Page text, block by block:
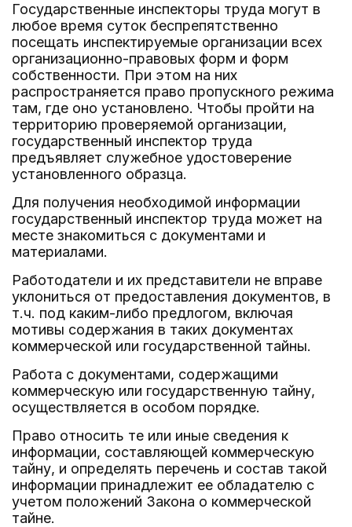
Государственные инспекторы труда могут в
любое время суток беспрепятственно
посещать инспектируемые организации всех
организационно-правовых форм и форм
собственности. При этом на них
распространяется право пропускного режима
там, где оно установлено. Чтобы пройти на
территорию проверяемой организации,
государственный инспектор труда
предъявляет служебное удостоверение
установленного образца.
Для получения необходимой информации
государственный инспектор труда может на
месте знакомиться с документами и
материалами.
Работодатели и их представители не вправе
уклониться от предоставления документов, в
т.ч. под каким-либо предлогом, включая
мотивы содержания в таких документах
коммерческой или государственной тайны.
Работа с документами, содержащими
коммерческую или государственную тайну,
осуществляется в особом порядке.
Право относить те или иные сведения к
информации, составляющей коммерческую
тайну, и определять перечень и состав такой
информации принадлежит ее обладателю с
учетом положений Закона о коммерческой
тайне.